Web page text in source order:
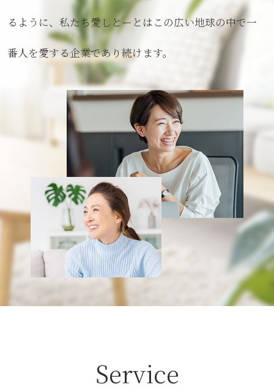
るように、私たち愛しとーとはこの広い地球の中で一
番人を愛する企業であり続けます。
Service